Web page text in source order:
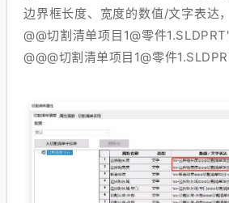
边界框长度、宽度的数值/文字表达
@@切割清单项目1@零件
@@@切割清单项目1@零件